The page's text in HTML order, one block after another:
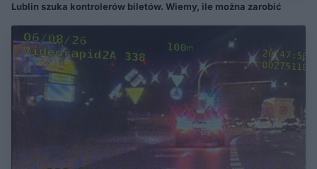
Lublin szuka kontrolerów biletów. Wiemy, ile można zarobić